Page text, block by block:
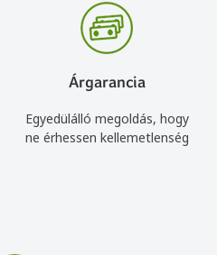
Árgarancia
Egyedülálló megoldás, hogy
ne érhessen kellemetlenség